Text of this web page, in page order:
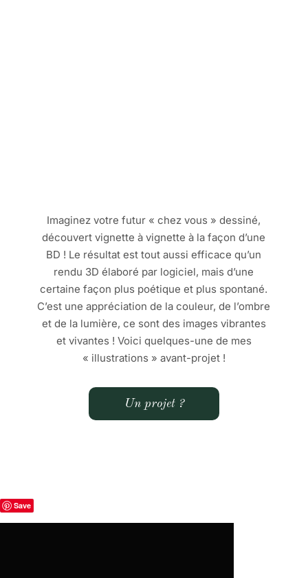
Imaginez votre futur « chez vous » dessiné,
découvert vignette à vignette à la façon d’une
BD ! Le résultat est tout aussi efficace qu’un
rendu 3D élaboré par logiciel, mais d’une
certaine façon plus poétique et plus spontané.
C’est une appréciation de la couleur, de l’ombre
et de la lumière, ce sont des images vibrantes
et vivantes ! Voici quelques-une de mes
« illustrations » avant-projet !
Un projet ?
Save